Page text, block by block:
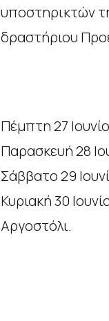
υποστηρικτών
δραστήριου
Πέμπτη 27
Παρασκευή 28
Σάββατο 29
Κυριακή 30
Αργοστόλι.